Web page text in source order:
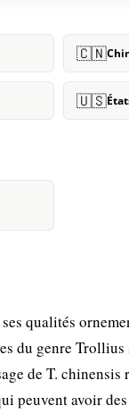
🇨🇳
🇺🇸
qualités
du genre
de T.
peuvent avoir